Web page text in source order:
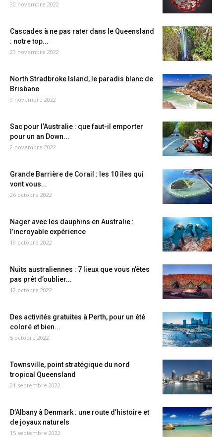
30 novembre 2022
Cascades à ne pas rater dans le Queensland
: notre top...
23 novembre 2022
North Stradbroke Island, le paradis blanc de
Brisbane
9 novembre 2022
Sac pour l’Australie : que faut-il emporter
pour un an Down...
2 novembre 2022
Grande Barrière de Corail : les 10 îles qui
vont vous...
26 octobre 2022
Nager avec les dauphins en Australie :
l’incroyable expérience
19 octobre 2022
Nuits australiennes : 7 lieux que vous n’êtes
pas prêt d’oublier...
12 octobre 2022
Des activités gratuites à Perth, pour un été
coloré et bien...
5 octobre 2022
Townsville, point stratégique du nord
tropical Queensland
21 septembre 2022
D’Albany à Denmark : une route d’histoire et
de joyaux naturels
15 septembre 2022